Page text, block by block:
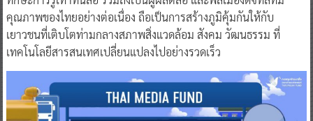
คุณภาพของไทยอย่างต่อเนื่อง ถือเป็นการสร้างภูมิคุ้มกันให้กับ
เยาวชนที่เติบโตท่ามกลางสภาพสิ่งแวดล้อม สังคม วัฒนธรรม ที่
เทคโนโลยีสารสนเทศเปลี่ยนแปลงไปอย่างรวดเร็ว